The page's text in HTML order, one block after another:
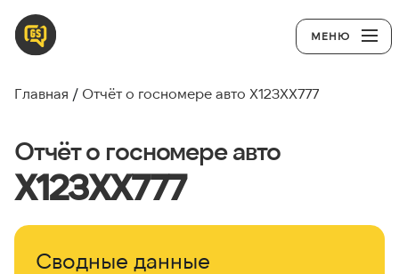
МЕНЮ
Главная Отчёт о госномере авто Х123ХХ777
Отчёт о госномере авто
Х123ХХ777
Сводные данные